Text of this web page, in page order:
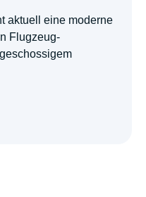
aktuell eine moderne
Flugzeug-